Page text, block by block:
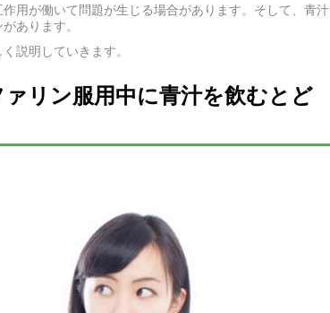
用が働いて問題が生じる場合があります。そして、青汁
あります。
説明していきます。
リン服用中に青汁を飲むとど